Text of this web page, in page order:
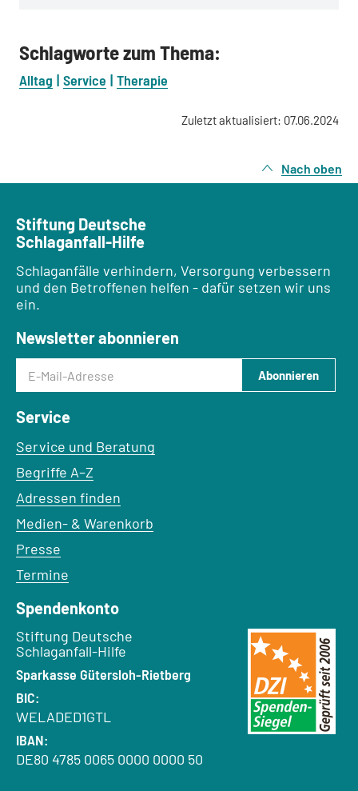
Schlagworte zum Thema:
Alltag Service Therapie
Zuletzt aktualisiert: 07.06.2024
Nach oben
Stiftung Deutsche
Schlaganfall-Hilfe
Schlaganfälle verhindern, Versorgung verbessern
und den Betroffenen helfen - dafür setzen wir uns
ein.
Newsletter abonnieren
Abonnieren
Service
Service und Beratung
Begriffe A–Z
Adressen finden
Medien- & Warenkorb
Presse
Termine
Spendenkonto
Empfänger:
Stiftung Deutsche
Schlaganfall-Hilfe
Bank:
Sparkasse Gütersloh-Rietberg
BIC:
WELADED1GTL
IBAN:
DE80 4785 0065 0000 0000 50